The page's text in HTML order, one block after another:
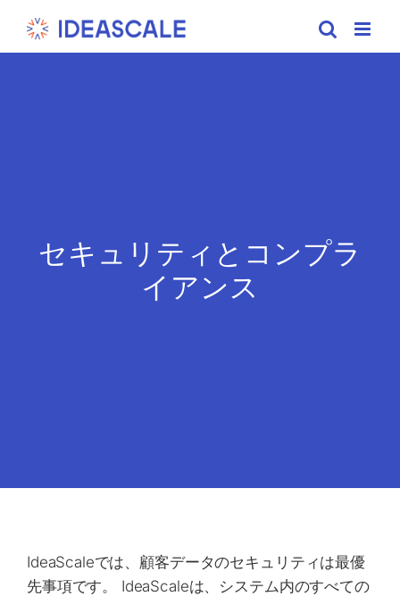
セキュリティとコンプラ
イアンス
IdeaScaleでは、顧客データのセキュリティは最優
先事項です。 IdeaScaleは、システム内のすべての